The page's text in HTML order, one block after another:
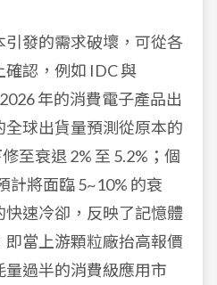
發的需求破壞，可從各
認，例如 IDC 與
年的消費電子產品出
球出貨量預測從原本的
至衰退 2% 至 5.2%；個
計將面臨 5~10% 的衰
速冷卻，反映了記憶體
當上游顆粒廠抬高報價
過半的消費級應用市